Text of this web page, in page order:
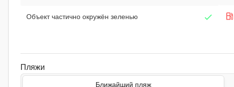
Объект частично окружён зеленью
Пляжи
Ближайший пляж